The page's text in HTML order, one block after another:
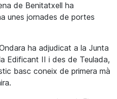
de Benitatxell ha
unes jornades de portes
ha adjudicat a la Junta
Edificant II i des de Teulada,
basc coneix de primera mà